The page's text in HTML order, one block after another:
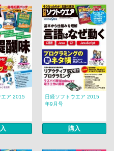
エア 2015
日経ソフトウエア 2015
年9月号
購入